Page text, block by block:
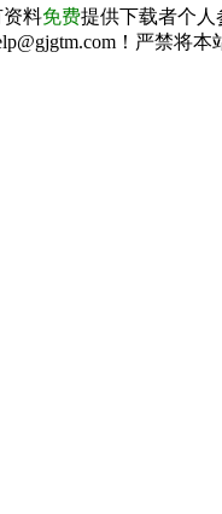
料免费提供下载者个人
！严禁将